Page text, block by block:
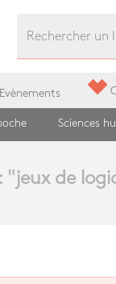
Evènements
Sciences
"jeux de